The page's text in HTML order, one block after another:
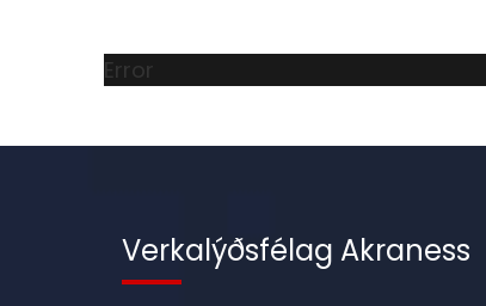
Error
Verkalýðsfélag Akraness